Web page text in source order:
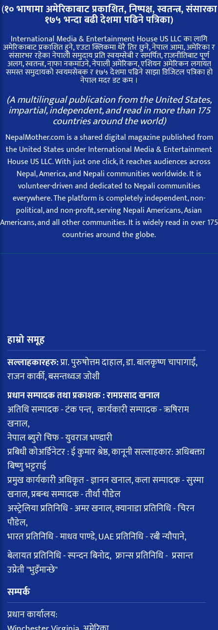
(१० भाषामा अमेरिकाबाट प्रकाशित, निष्पक्ष, स्वतन्त्र,संसारका
१७५ भन्दा बढी देशमा पढिने पत्रिका)
International Media & Entertainment House US LLC का लागि
अमेरिकाबाट प्रकाशित हुने, एउटा क्लिकमा धेरै तिर छुने, नेपाल आमा, अमेरिका र
संसारभर रहेका नेपाली समुदाय प्रति स्वयम्सेबी र समर्पित, राजनीतिबाट पूर्ण
अलग, स्वतन्त्र, नाफा नकमाउने, नेपाली अमेरिकन, एशियन अमेरिकन लगायत
समस्त समुदायको स्वयमसेबक र १७५ देशमा पढिने साझा डिजिटल पत्रिका हो
नेपाल मदर डट कम ।
(A multilingual publication from the United States,
impartial, independent, and read in more than 175
countries around the world)
NepalMother.com is a shared digital magazine published from
the United States under International Media & Entertainment
House US LLC. With just one click, it reaches audiences across
Nepal, America, and Nepali communities worldwide. It is
volunteer-driven and dedicated to Nepali communities
everywhere. The platform is completely independent, non-
political, and non-profit, serving Nepali Americans, Asian
Americans, and all other communities. It is widely read in over 175
countries around the globe.
हाम्रो समूह
सल्लाहकारहरु:प्रा. पुरुषोत्तम दाहाल, डा. बालकृष्ण चापागाईं,
राजन कार्की, बसन्तध्वज जोशी
प्रधान सम्पादक तथा प्रकाशक : रामप्रसाद खनाल
अतिथि सम्पादक - टंक पन्त, कार्यकारी सम्पादक - ऋषिराम
खनाल,
नेपाल ब्युरो चिफ - युवराज भण्डारी
प्रबिधी कोअर्डिनेटर : ई कुमार श्रेष्ठ, कानूनी सल्लाहकार: अधिबक्ता
बिष्णु भट्टराई
प्रमुख कार्यकारी अधिकृत - ज्ञानन खनाल, कला सम्पादक - सुस्मा
खनाल, प्रबन्ध सम्पादक - तीर्था पौडेल
अस्ट्रेलिया प्रतिनिधि - अमर खनाल, क्यानाडा प्रतिनिधि - चिरन
पौडेल,
भारत प्रतिनिधि - माधव पाण्डे, UAE प्रतिनिधि - रबी न्यौपाने,
बेलायत प्रतिनिधि - स्पन्दन बिनोद, फ्रान्स प्रतिनिधि - प्रसान्त
उप्रेती "भुइँमान्छे"
सम्पर्क
प्रधान कार्यालय: